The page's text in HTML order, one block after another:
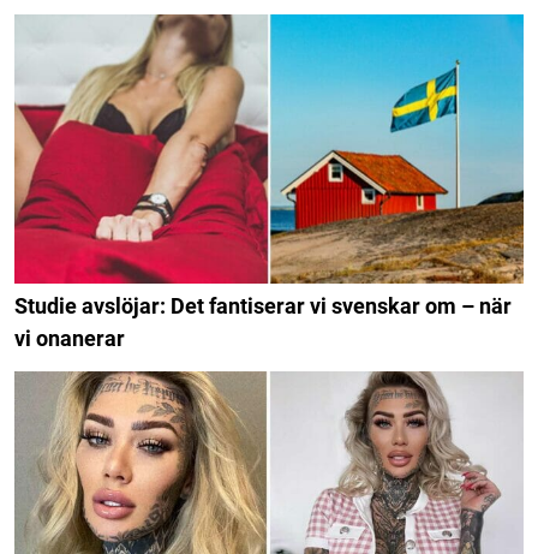
Studie avslöjar: Det fantiserar vi svenskar om – när
vi onanerar